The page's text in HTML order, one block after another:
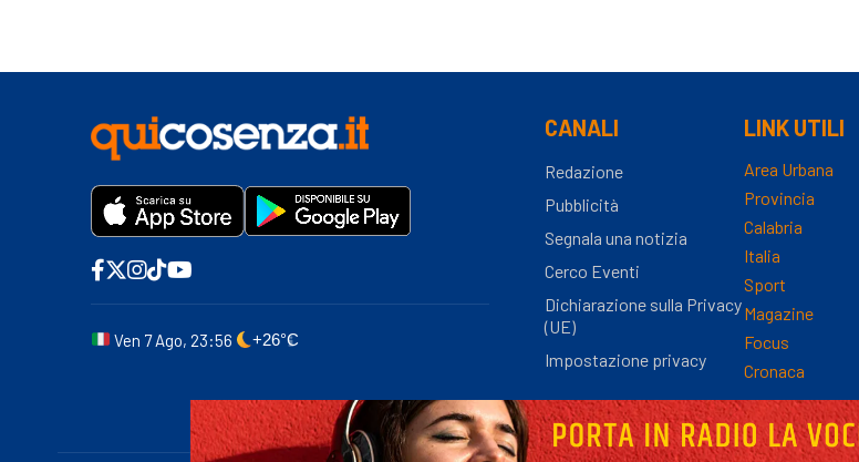
Ven 7 Ago, 23:56 +26°C
CANALI
Redazione
Pubblicità
Segnala una notizia
Cerco Eventi
Dichiarazione sulla Privacy
(UE)
Impostazione privacy
LINK UTILI
Area Urbana
Provincia
Calabria
Italia
Sport
Magazine
Focus
Cronaca